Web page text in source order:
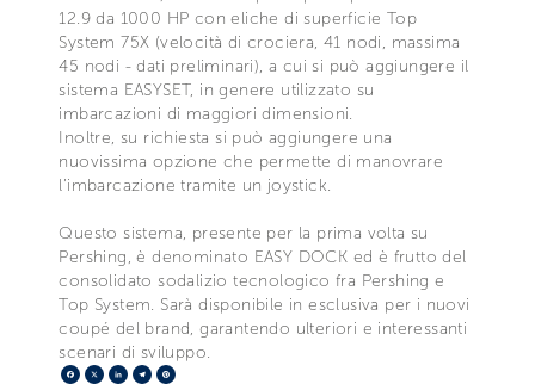
12.9 da 1000 HP con eliche di superficie Top
System 75X (velocità di crociera, 41 nodi, massima
45 nodi - dati preliminari), a cui si può aggiungere il
sistema EASYSET, in genere utilizzato su
imbarcazioni di maggiori dimensioni.
Inoltre, su richiesta si può aggiungere una
nuovissima opzione che permette di manovrare
l’imbarcazione tramite un joystick.
Questo sistema, presente per la prima volta su
Pershing, è denominato EASY DOCK ed è frutto del
consolidato sodalizio tecnologico fra Pershing e
Top System. Sarà disponibile in esclusiva per i nuovi
coupé del brand, garantendo ulteriori e interessanti
scenari di sviluppo.
Facebook
X LinkedIn
Telegram